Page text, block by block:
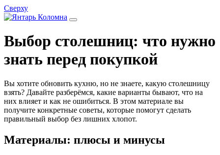
Сверху
Выбор столешниц: что нужно
знать перед покупкой
Вы хотите обновить кухню, но не знаете, какую столешницу
взять? Давайте разберёмся, какие варианты бывают, что на
них влияет и как не ошибиться. В этом материале вы
получите конкретные советы, которые помогут сделать
правильный выбор без лишних хлопот.
Материалы: плюсы и минусы